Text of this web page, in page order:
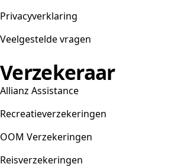
Privacyverklaring
Veelgestelde vragen
Verzekeraar
Allianz Assistance
Recreatieverzekeringen
OOM Verzekeringen
Reisverzekeringen